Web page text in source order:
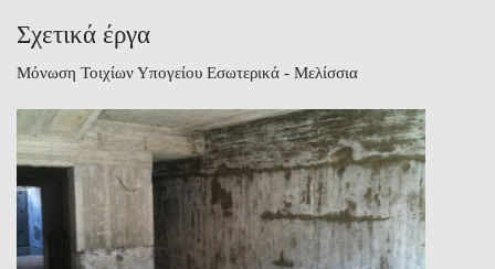
Σχετικά έργα
Μόνωση Τοιχίων Υπογείου Εσωτερικά - Μελίσσια